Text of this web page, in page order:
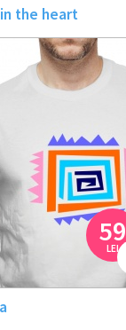
the heart
59
LEI